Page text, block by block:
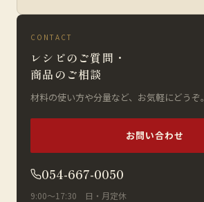
CONTACT
レシピのご質問・
商品のご相談
材料の使い方や分量など、お気軽にどうぞ。
お問い合わせ
054-667-0050
9:00〜17:30 日・月定休